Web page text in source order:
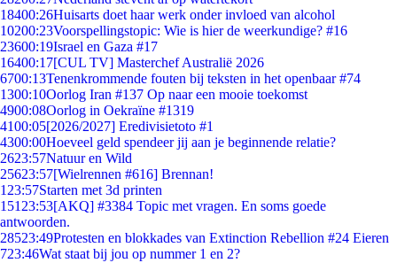
18400:26Huisarts doet haar werk onder invloed van alcohol
10200:23Voorspellingstopic: Wie is hier de weerkundige? #16
23600:19Israel en Gaza #17
16400:17[CUL TV] Masterchef Australië 2026
6700:13Tenenkrommende fouten bij teksten in het openbaar #74
1300:10Oorlog Iran #137 Op naar een mooie toekomst
4900:08Oorlog in Oekraïne #1319
4100:05[2026/2027] Eredivisietoto #1
4300:00Hoeveel geld spendeer jij aan je beginnende relatie?
2623:57Natuur en Wild
25623:57[Wielrennen #616] Brennan!
1 23:57Starten met 3d printen
151 23:53[AKQ] #3384 Topic met vragen. En soms goede
antwoorden.
28523:49Protesten en blokkades van Extinction Rebellion #24 Eieren
723:46Wat staat bij jou op nummer 1 en 2?